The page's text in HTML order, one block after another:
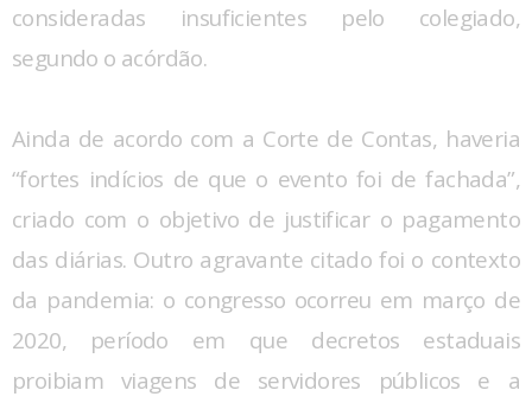
consideradas insuficientes pelo colegiado,
segundo o acórdão.
Ainda de acordo com a Corte de Contas, haveria
“fortes indícios de que o evento foi de fachada”,
criado com o objetivo de justificar o pagamento
das diárias. Outro agravante citado foi o contexto
da pandemia: o congresso ocorreu em março de
2020, período em que decretos estaduais
proibiam viagens de servidores públicos e a